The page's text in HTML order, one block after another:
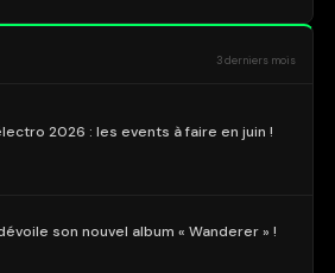
3 derniers mois
2026 : les events à faire en juin !
son nouvel album « Wanderer » !